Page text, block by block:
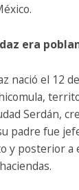
era
nació el 12
Serdán,
padre fue
y posterior a